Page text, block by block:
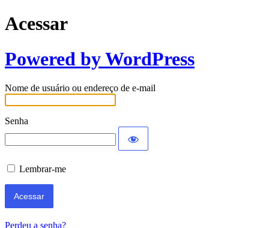
Acessar
Powered by WordPress
Nome de usuário ou endereço de e-mail
Senha
Lembrar-me
Perdeu a senha?